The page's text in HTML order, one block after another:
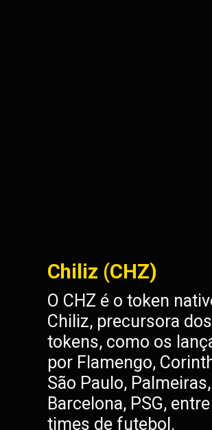
Chiliz (CHZ)
O CHZ é o token
Chiliz, precursora
tokens, como os
por Flamengo,
São Paulo, Palmeiras,
Barcelona, PSG,
times de futebol.